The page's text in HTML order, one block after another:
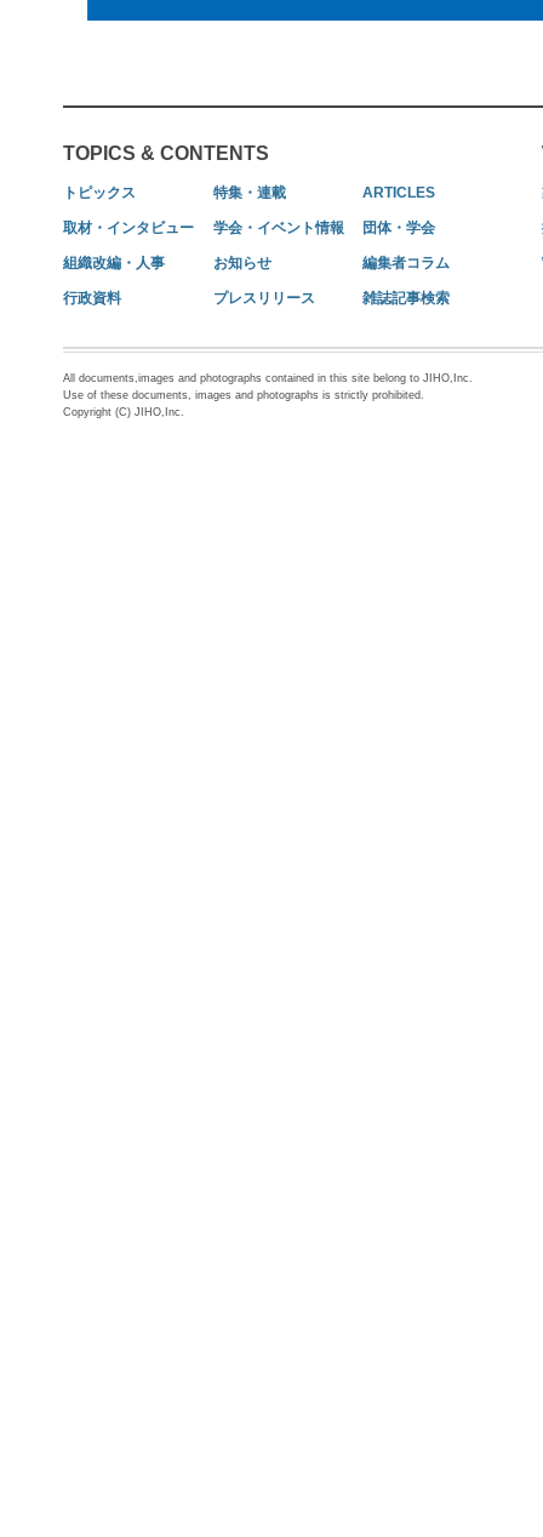
TOPICS & CONTENTS
トピックス 特集・連載 ARTICLES
取材・インタビュー 学会・イベント情報 団体・学会
組織改編・人事 お知らせ 編集者コラム
行政資料 プレスリリース 雑誌記事検索
All documents,images and photographs contained in this site belong to JIHO,Inc.
Use of these documents, images and photographs is strictly prohibited.
Copyright (C) JIHO,Inc.